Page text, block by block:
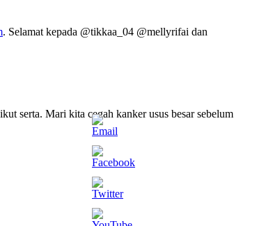
. Selamat kepada @tikkaa_04 @mellyrifai dan
serta. Mari kita cegah kanker usus besar sebelum